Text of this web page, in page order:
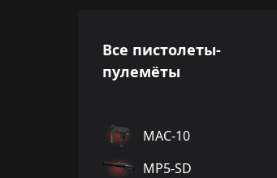
Все пистолеты-
пулемёты
MAC-10
MP5-SD